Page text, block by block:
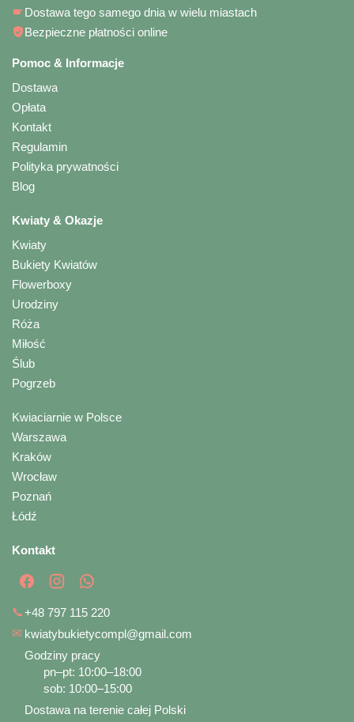
Dostawa tego samego dnia w wielu miastach
Bezpieczne płatności online
Pomoc & Informacje
Dostawa
Opłata
Kontakt
Regulamin
Polityka prywatności
Blog
Kwiaty & Okazje
Kwiaty
Bukiety Kwiatów
Flowerboxy
Urodziny
Róża
Miłość
Ślub
Pogrzeb
Kwiaciarnie w Polsce
Warszawa
Kraków
Wrocław
Poznań
Łódź
Kontakt
📞+48 797 115 220
✉ kwiatybukietycompl@gmail.com
Godziny pracy
pn–pt: 10:00–18:00
sob: 10:00–15:00
Dostawa na terenie całej Polski